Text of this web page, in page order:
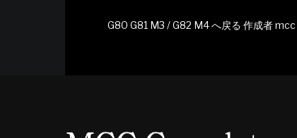
G80 G81 M3 / G82 M4 へ戻る 作成者mcc